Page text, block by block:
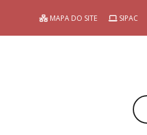
MAPA DO SITE SIPAC